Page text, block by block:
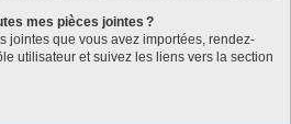
mes pièces jointes ?
jointes que vous avez importées, rendez-
utilisateur et suivez les liens vers la section